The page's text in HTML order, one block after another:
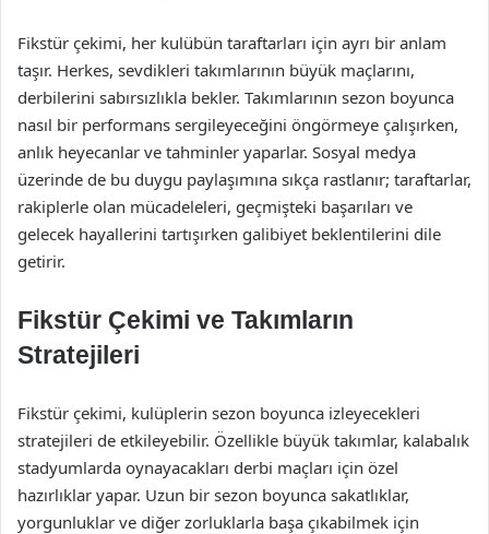
Fikstür çekimi, her kulübün taraftarları için ayrı bir anlam
taşır. Herkes, sevdikleri takımlarının büyük maçlarını,
derbilerini sabırsızlıkla bekler. Takımlarının sezon boyunca
nasıl bir performans sergileyeceğini öngörmeye çalışırken,
anlık heyecanlar ve tahminler yaparlar. Sosyal medya
üzerinde de bu duygu paylaşımına sıkça rastlanır; taraftarlar,
rakiplerle olan mücadeleleri, geçmişteki başarıları ve
gelecek hayallerini tartışırken galibiyet beklentilerini dile
getirir.
Fikstür Çekimi ve Takımların
Stratejileri
Fikstür çekimi, kulüplerin sezon boyunca izleyecekleri
stratejileri de etkileyebilir. Özellikle büyük takımlar, kalabalık
stadyumlarda oynayacakları derbi maçları için özel
hazırlıklar yapar. Uzun bir sezon boyunca sakatlıklar,
yorgunluklar ve diğer zorluklarla başa çıkabilmek için